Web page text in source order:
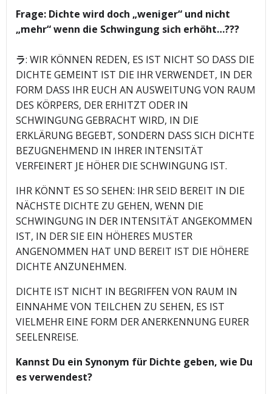
Frage: Dichte wird doch „weniger“ und nicht
„mehr“ wenn die Schwingung sich erhöht…???
ラ: WIR KÖNNEN REDEN, ES IST NICHT SO DASS DIE
DICHTE GEMEINT IST DIE IHR VERWENDET, IN DER
FORM DASS IHR EUCH AN AUSWEITUNG VON RAUM
DES KÖRPERS, DER ERHITZT ODER IN
SCHWINGUNG GEBRACHT WIRD, IN DIE
ERKLÄRUNG BEGEBT, SONDERN DASS SICH DICHTE
BEZUGNEHMEND IN IHRER INTENSITÄT
VERFEINERT JE HÖHER DIE SCHWINGUNG IST.
IHR KÖNNT ES SO SEHEN: IHR SEID BEREIT IN DIE
NÄCHSTE DICHTE ZU GEHEN, WENN DIE
SCHWINGUNG IN DER INTENSITÄT ANGEKOMMEN
IST, IN DER SIE EIN HÖHERES MUSTER
ANGENOMMEN HAT UND BEREIT IST DIE HÖHERE
DICHTE ANZUNEHMEN.
DICHTE IST NICHT IN BEGRIFFEN VON RAUM IN
EINNAHME VON TEILCHEN ZU SEHEN, ES IST
VIELMEHR EINE FORM DER ANERKENNUNG EURER
SEELENREISE.
Kannst Du ein Synonym für Dichte geben, wie Du
es verwendest?